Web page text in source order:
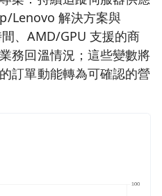
Lenovo 解決方案與
、AMD/GPU 支援的商
務回溫情況；這些變數將
訂單動能轉為可確認的營